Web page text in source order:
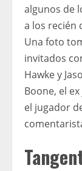
algunos de
a los recién
Una foto
invitados
Hawke y
Boone, el
el jugador